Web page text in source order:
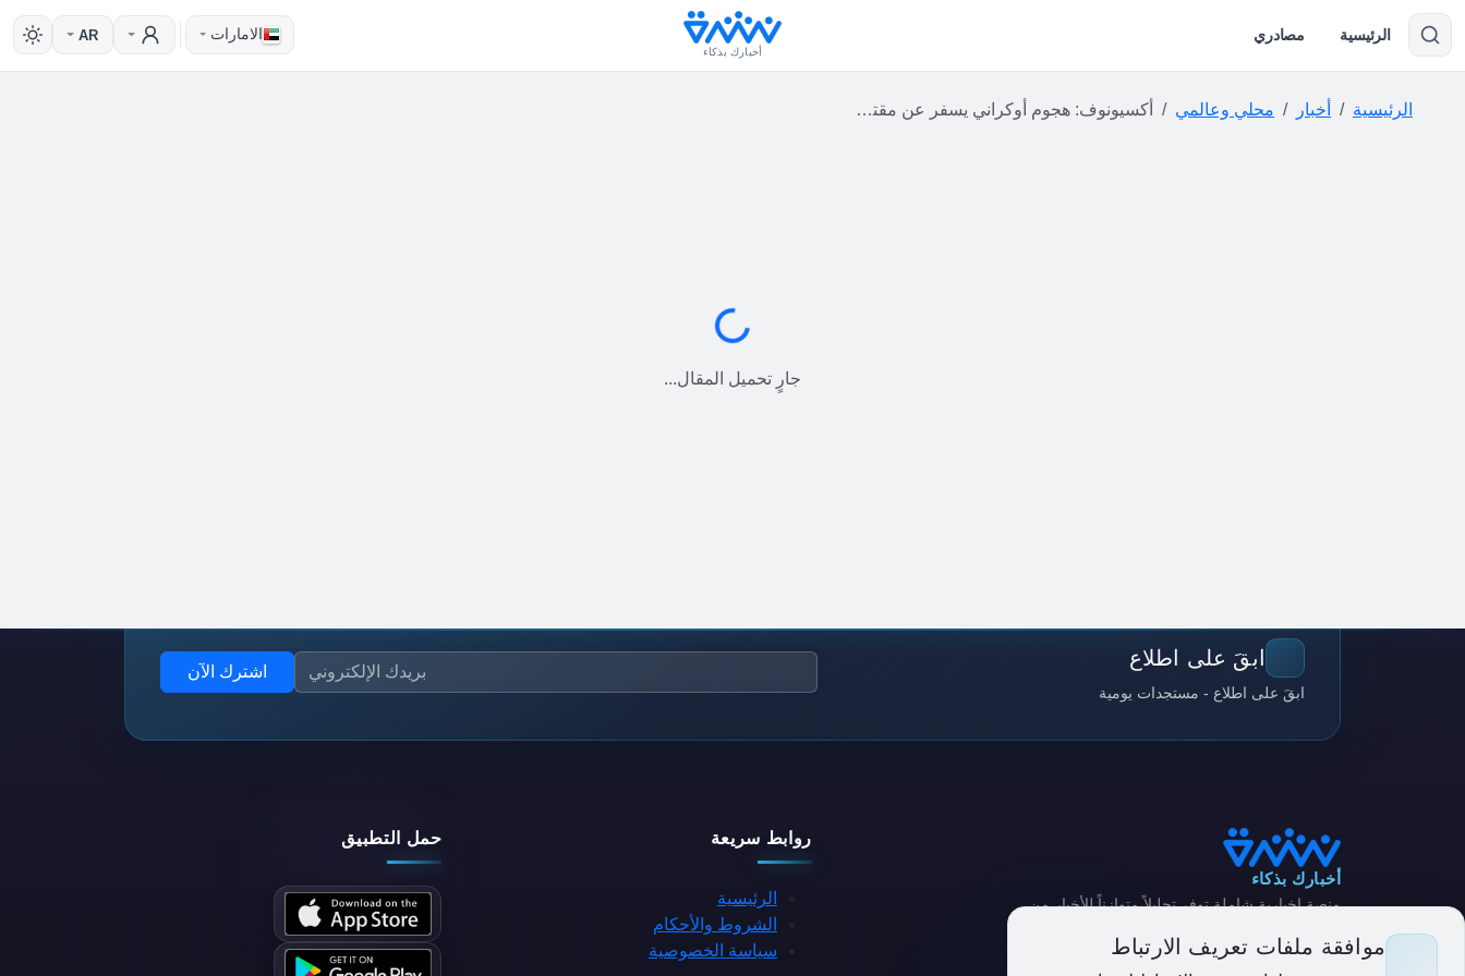
موافقة ملفات تعريف الارتباط
الرئيسية مصادري
أخبارك بذكاء
الامارات AR
الرئيسية أخبار محلي وعالمي أكسيونوف: هجوم أوكراني يسفر عن مقتل 3 أشخاص في سيمفيروبول
جارٍ التحميل...
جارٍ تحميل المقال...
ابقَ على اطلاع
ابقَ على اطلاع - مستجدات يومية
اشترك الآن
أخبارك بذكاء
منصة إخبارية شاملة توفر تحليلاً متوازناً للأخبار من
روابط سريعة
الرئيسية
الشروط والأحكام
سياسة الخصوصية
حمل التطبيق